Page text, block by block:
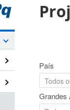
País
Grandes